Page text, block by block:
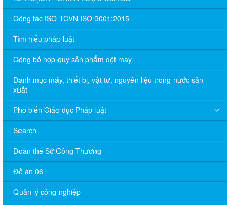
Công tác ISO TCVN ISO 9001:2015
Tìm hiểu pháp luật
Công bố hợp quy sản phẩm dệt may
Danh mục máy, thiết bị, vật tư, nguyên liệu trong nước sản
xuất
Phổ biến Giáo dục Pháp luật
Search
Đoàn thể Sở Công Thương
Đề án 06
Quản lý công nghiệp